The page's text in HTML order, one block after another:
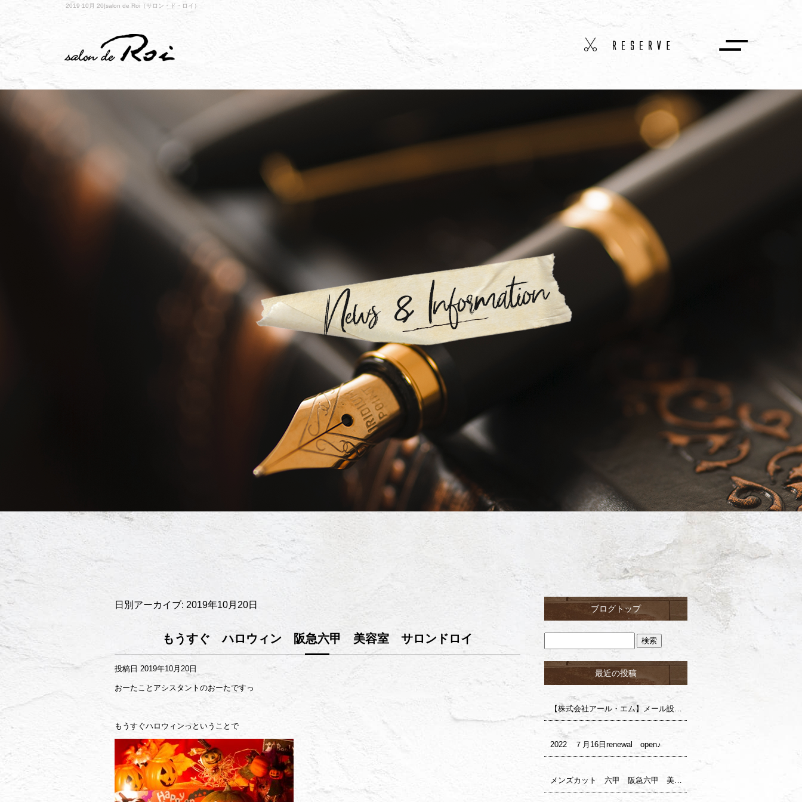
2019 10月 20|salon de Roi（サロン・ド・ロイ）
日別アーカイブ: 2019年10月20日
もうすぐ ハロウィン 阪急六甲 美容室 サロンドロイ
投稿日 2019年10月20日
おーたことアシスタントのおーたですっ
もうすぐハロウィンっということで
ブログトップ
最近の投稿
【株式会社アール・エム】メール設定確認のお願い（株式会社ロイ様）
2022 ７月16日renewal open♪
メンズカット 六甲 阪急六甲 美容室 サロンドロイ